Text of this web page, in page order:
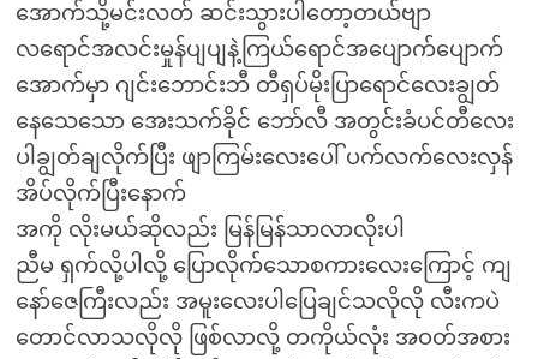
အောက်သို့မင်းလတ် ဆင်းသွားပါတော့တယ်ဗျာ
လရောင်အလင်းမှုန်ပျပျနဲ့ကြယ်ရောင်အပျောက်ပျောက်
အောက်မှာ ဂျင်းဘောင်းဘီ တီရှပ်မိုးပြာရောင်လေးချွတ်
နေသေသော အေးသက်ခိုင် ဘော်လီ အတွင်းခံပင်တီလေး
ပါချွတ်ချလိုက်ပြီး ဖျာကြမ်းလေးပေါ် ပက်လက်လေးလှန်
အိပ်လိုက်ပြီးနောက်
အကို လိုးမယ်ဆိုလည်း မြန်မြန်သာလာလိုးပါ
ညီမ ရှက်လို့ပါလို့ ပြောလိုက်သောစကားလေးကြောင့် ကျ
နော်ဇေကြီးလည်း အမူးလေးပါပြေချင်သလိုလို လီးကပဲ
တောင်လာသလိုလို ဖြစ်လာလို့ တကိုယ်လုံး အဝတ်အစား